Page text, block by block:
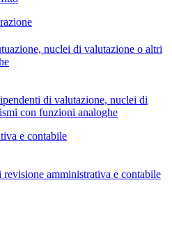
nuclei di valutazione o altri
di valutazione, nuclei di
con funzioni analoghe
e contabile
amministrativa e contabile